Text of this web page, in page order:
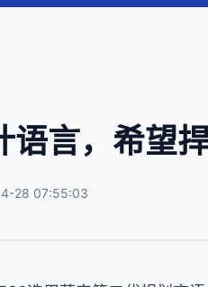
言，希望
28 07:55:03